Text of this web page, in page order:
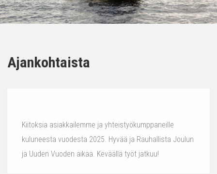
Ajankohtaista
Kiitoksia asiakkailemme ja yhteistyökumppaneille
kuluneesta vuodesta 2025. Hyvää ja Rauhallista Joulun
ja Uuden Vuoden aikaa. Keväällä työt jatkuu!